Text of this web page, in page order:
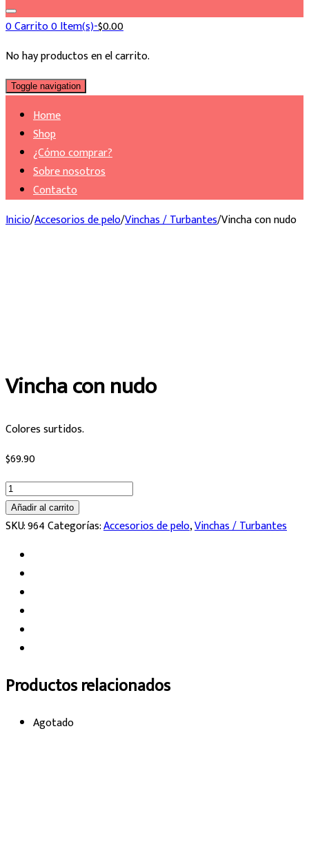
for:
0Carrito0 Item(s)-$0.00
No hay productos en el carrito.
Toggle navigation
Home
Shop
¿Cómo comprar?
Sobre nosotros
Contacto
Inicio/Accesorios de pelo/Vinchas / Turbantes/Vincha con nudo
Vincha con nudo
Colores surtidos.
$69.90
Vincha
con
nudo
Añadir al carrito
SKU:964Categorías:Accesorios de pelo,Vinchas / Turbantes
Productos relacionados
Agotado